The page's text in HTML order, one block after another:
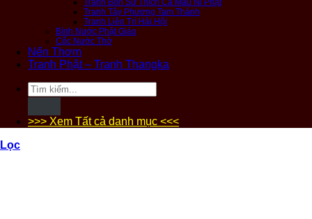
Tranh Bổn Sư Thích Ca Mâu Ni Phật
Tranh Tây Phương Tam Thánh
Tranh Liên Trì Hải Hội
Bình Nước Phật Giáo
Cốc Nước Thờ
Nến Thơm
Tranh Phật – Tranh Thangka
Tìm
kiếm:
>>> Xem Tất cả danh mục <<<
Lọc